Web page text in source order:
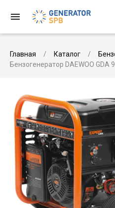
Главная Каталог
Бензогенератор DAEWOO GDA